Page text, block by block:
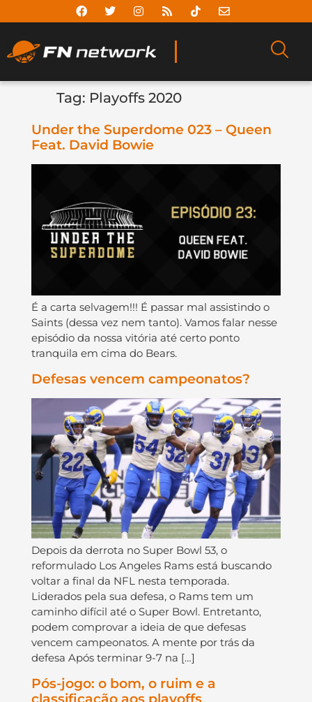
Tag: Playoffs 2020
Under the Superdome 023 – Queen
Feat. David Bowie
É a carta selvagem!!! É passar mal assistindo o
Saints (dessa vez nem tanto). Vamos falar nesse
episódio da nossa vitória até certo ponto
tranquila em cima do Bears.
Defesas vencem campeonatos?
Depois da derrota no Super Bowl 53, o
reformulado Los Angeles Rams está buscando
voltar a final da NFL nesta temporada.
Liderados pela sua defesa, o Rams tem um
caminho difícil até o Super Bowl. Entretanto,
podem comprovar a ideia de que defesas
vencem campeonatos. A mente por trás da
defesa Após terminar 9-7 na […]
Pós-jogo: o bom, o ruim e a
classificação aos playoffs